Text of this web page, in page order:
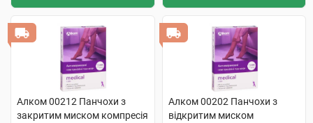
Алком 00212 Панчохи з
закритим миском компресія
Алком 00202 Панчохи з
відкритим миском